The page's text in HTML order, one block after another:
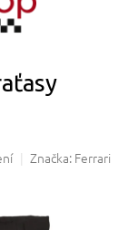
Značka: Ferrari